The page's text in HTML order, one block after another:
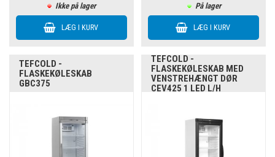
Ikke på lager
På lager
TEFCOLD -
FLASKEKØLESKAB
GBC375
TEFCOLD -
FLASKEKØLESKAB MED
VENSTREHÆNGT DØR
CEV425 1 LED L/H